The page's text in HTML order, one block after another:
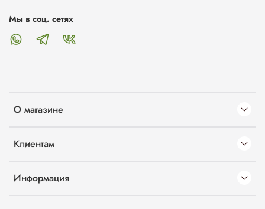
О магазине
Клиентам
Информация
Мы в соц. сетях